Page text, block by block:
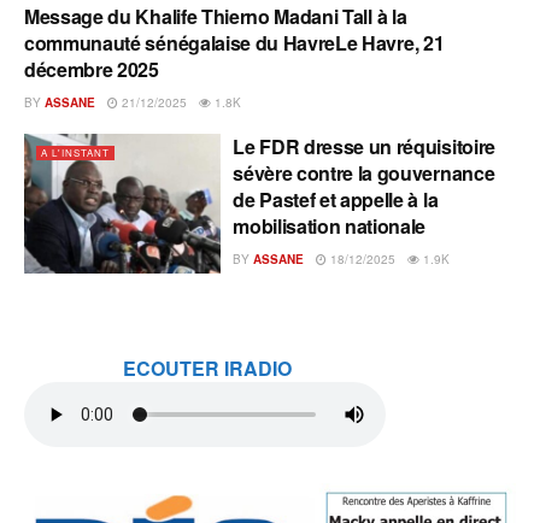
A L'INSTANT
Message du Khalife Thierno Madani Tall à la
communauté sénégalaise du HavreLe Havre, 21
décembre 2025
BY ASSANE 21/12/2025 1.8K
A L'INSTANT
Le FDR dresse un réquisitoire
sévère contre la gouvernance
de Pastef et appelle à la
mobilisation nationale
BY ASSANE 18/12/2025 1.9K
ECOUTER IRADIO